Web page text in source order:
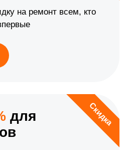
на ремонт всем, кто
Скидка
для